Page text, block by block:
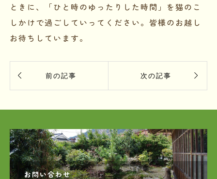
ときに、「ひと時のゆったりした時間」を猫のこ
しかけで過ごしていってください。皆様のお越し
お待ちしています。
 前の記事 次の記事 
お問い合わせ